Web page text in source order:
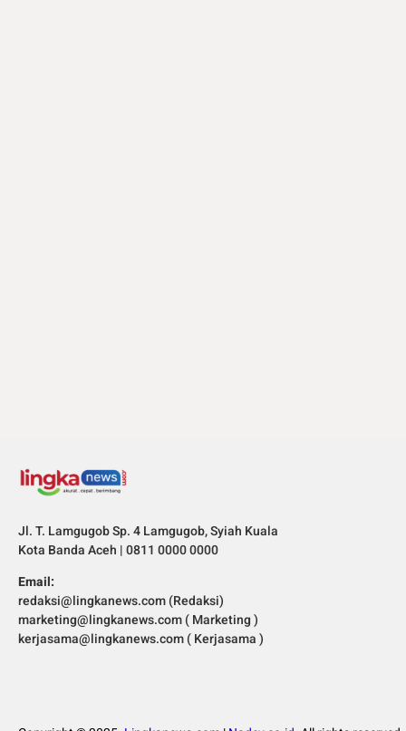
Jl. T. Lamgugob Sp. 4 Lamgugob, Syiah Kuala
Kota Banda Aceh | 0811 0000 0000
Email:
redaksi@lingkanews.com (Redaksi)
marketing@lingkanews.com ( Marketing )
kerjasama@lingkanews.com ( Kerjasama )